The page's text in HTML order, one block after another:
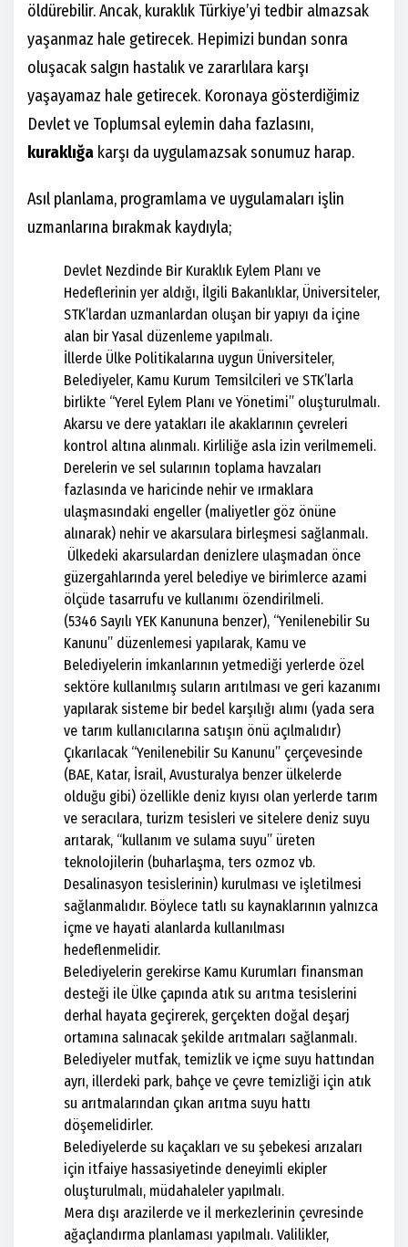
öldürebilir. Ancak, kuraklık Türkiye’yi tedbir almazsak
yaşanmaz hale getirecek. Hepimizi bundan sonra
oluşacak salgın hastalık ve zararlılara karşı
yaşayamaz hale getirecek. Koronaya gösterdiğimiz
Devlet ve Toplumsal eylemin daha fazlasını,
kuraklığa karşı da uygulamazsak sonumuz harap.
Asıl planlama, programlama ve uygulamaları işlin
uzmanlarına bırakmak kaydıyla;
Devlet Nezdinde Bir Kuraklık Eylem Planı ve
Hedeflerinin yer aldığı, İlgili Bakanlıklar, Üniversiteler,
STK’lardan uzmanlardan oluşan bir yapıyı da içine
alan bir Yasal düzenleme yapılmalı.
İllerde Ülke Politikalarına uygun Üniversiteler,
Belediyeler, Kamu Kurum Temsilcileri ve STK’larla
birlikte “Yerel Eylem Planı ve Yönetimi” oluşturulmalı.
Akarsu ve dere yatakları ile akaklarının çevreleri
kontrol altına alınmalı. Kirliliğe asla izin verilmemeli.
Derelerin ve sel sularının toplama havzaları
fazlasında ve haricinde nehir ve ırmaklara
ulaşmasındaki engeller (maliyetler göz önüne
alınarak) nehir ve akarsulara birleşmesi sağlanmalı.
Ülkedeki akarsulardan denizlere ulaşmadan önce
güzergahlarında yerel belediye ve birimlerce azami
ölçüde tasarrufu ve kullanımı özendirilmeli.
(5346 Sayılı YEK Kanununa benzer), “Yenilenebilir Su
Kanunu” düzenlemesi yapılarak, Kamu ve
Belediyelerin imkanlarının yetmediği yerlerde özel
sektöre kullanılmış suların arıtılması ve geri kazanımı
yapılarak sisteme bir bedel karşılığı alımı (yada sera
ve tarım kullanıcılarına satışın önü açılmalıdır)
Çıkarılacak “Yenilenebilir Su Kanunu” çerçevesinde
(BAE, Katar, İsrail, Avusturalya benzer ülkelerde
olduğu gibi) özellikle deniz kıyısı olan yerlerde tarım
ve seracılara, turizm tesisleri ve sitelere deniz suyu
arıtarak, “kullanım ve sulama suyu” üreten
teknolojilerin (buharlaşma, ters ozmoz vb.
Desalinasyon tesislerinin) kurulması ve işletilmesi
sağlanmalıdır. Böylece tatlı su kaynaklarının yalnızca
içme ve hayati alanlarda kullanılması
hedeflenmelidir.
Belediyelerin gerekirse Kamu Kurumları finansman
desteği ile Ülke çapında atık su arıtma tesislerini
derhal hayata geçirerek, gerçekten doğal deşarj
ortamına salınacak şekilde arıtmaları sağlanmalı.
Belediyeler mutfak, temizlik ve içme suyu hattından
ayrı, illerdeki park, bahçe ve çevre temizliği için atık
su arıtmalarından çıkan arıtma suyu hattı
döşemelidirler.
Belediyelerde su kaçakları ve su şebekesi arızaları
için itfaiye hassasiyetinde deneyimli ekipler
oluşturulmalı, müdahaleler yapılmalı.
Mera dışı arazilerde ve il merkezlerinin çevresinde
ağaçlandırma planlaması yapılmalı. Valilikler,